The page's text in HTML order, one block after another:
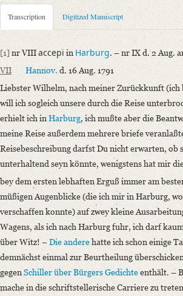
Metadata Concerning Header
Sender: Johann Carl Fürchtegott Schlegel
Recipient: August Wilhelm von Schlegel
Place of Destination: Amsterdam GND
Date: 16.08.1791
Notations: Empfangsort erschlossen.
Manuscript
Provider: Dresden, Sächsische
OAI Id: DE-1a-34097
Classification Number:
Number of Pages: 6S. auf Doppelbl., hs. m.
Format: 19,1 x 11,7 cm
Incipit: „[1] nr VIII accepi in Harburg. – nr
VII Hannov. d. 16 [...]“
Language
German
Transcription Digitized Manuscript
[1] nr VIIIaccepi in Harburg. – nr IX d. 2 Aug.
VII
Hannov. d. 16 Aug. 1791
Liebster Wilhelm, nach meiner Zurückkunft (ich
will ich sogleich unsere durch die Reise
erhielt ich inHarburg, ich mußte aber die
meine Reise außerdem mehrere briefe
Reisebeschreibung darfst Du nicht erwarten, ob
unterhaltend seyn könnte, wenigstens hat mir
bey dem ersten lebhaften Erguß immer am
müßigen Augenblicke (die ich mir in Harburg,
verschaffen konnte) auf zwey kleine
Wagens, als ich nach Harburg fuhr, ich darf
über Witz! –Die anderehatte ich schon einige
demnächst einmal zur Beurtheilung
gegenSchillerüberBürgersGedichteenthält. –
mache in die schriftstellerische Carriere zu